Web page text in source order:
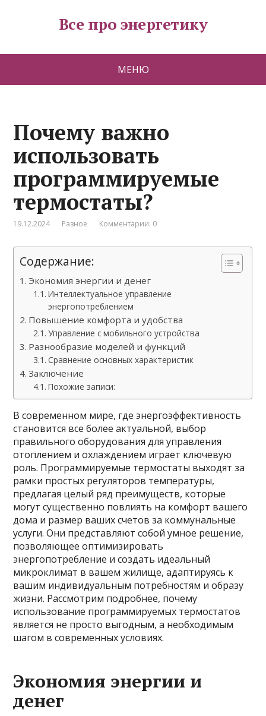
Все про энергетику
МЕНЮ
Почему важно
использовать
программируемые
термостаты?
19.12.2024 Разное Комментарии: 0
Содержание:
Экономия энергии и денег
Интеллектуальное управление
энергопотреблением
Повышение комфорта и удобства
Управление с мобильного устройства
Разнообразие моделей и функций
Сравнение основных характеристик
Заключение
Похожие записи:
В современном мире, где энергоэффективность
становится все более актуальной, выбор
правильного оборудования для управления
отоплением и охлаждением играет ключевую
роль. Программируемые термостаты выходят за
рамки простых регуляторов температуры,
предлагая целый ряд преимуществ, которые
могут существенно повлиять на комфорт вашего
дома и размер ваших счетов за коммунальные
услуги. Они представляют собой умное решение,
позволяющее оптимизировать
энергопотребление и создать идеальный
микроклимат в вашем жилище, адаптируясь к
вашим индивидуальным потребностям и образу
жизни. Рассмотрим подробнее, почему
использование программируемых термостатов
является не просто выгодным, а необходимым
шагом в современных условиях.
Экономия энергии и
денег